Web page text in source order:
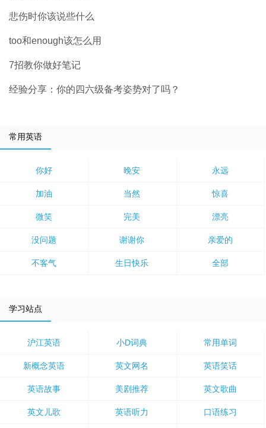
悲伤时你该说些什么
too和enough该怎么用
7招教你做好笔记
经验分享：你的四六级备考姿势对了吗？
常用英语
你好 晚安 永远
加油 当然 惊喜
微笑 完美 漂亮
没问题 谢谢你 亲爱的
不客气 生日快乐 全部
学习站点
沪江英语 小D词典 常用单词
新概念英语 英文网名 英语笑话
英语故事 美剧推荐 英文歌曲
英文儿歌 英语听力 口语练习